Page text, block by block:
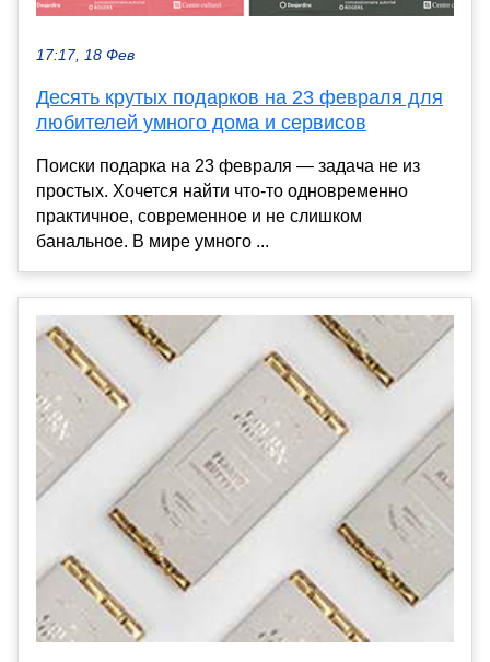
17:17, 18 Фев
Десять крутых подарков на 23 февраля для
любителей умного дома и сервисов
Поиски подарка на 23 февраля — задача не из
простых. Хочется найти что-то одновременно
практичное, современное и не слишком
банальное. В мире умного ...